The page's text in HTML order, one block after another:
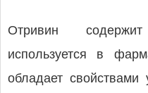
Отривин
используется в
обладает свойствами